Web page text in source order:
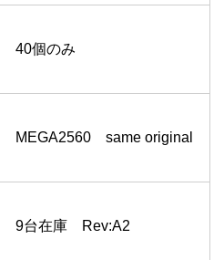
40個のみ
MEGA2560 same original
9台在庫 Rev:A2